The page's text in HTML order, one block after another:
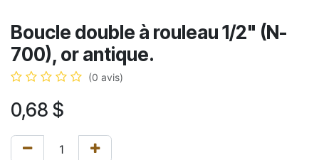
Boucle double à rouleau 1/2" (N-
700), or antique.
(0 avis)
0,68 $